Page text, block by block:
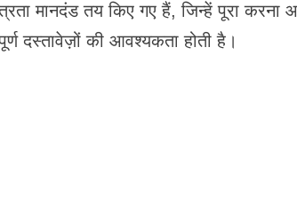
मानदंड तय किए गए हैं, जिन्हें पूरा करना
दस्तावेज़ों की आवश्यकता होती है।